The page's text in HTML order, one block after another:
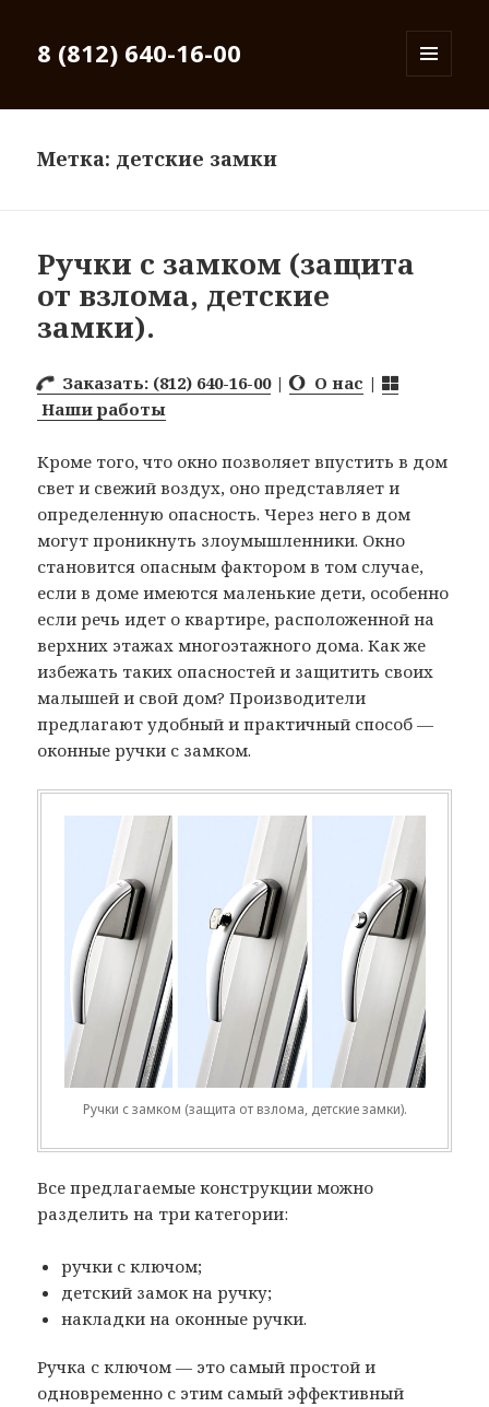
8 (812) 640-16-00
Метка: детские замки
Ручки с замком (защита
от взлома, детские
замки).
Заказать: (812) 640-16-00| О нас |
Наши работы
Кроме того, что окно позволяет впустить в дом
свет и свежий воздух, оно представляет и
определенную опасность. Через него в дом
могут проникнуть злоумышленники. Окно
становится опасным фактором в том случае,
если в доме имеются маленькие дети, особенно
если речь идет о квартире, расположенной на
верхних этажах многоэтажного дома. Как же
избежать таких опасностей и защитить своих
малышей и свой дом? Производители
предлагают удобный и практичный способ —
оконные ручки с замком.
Ручки с замком (защита от взлома, детские замки).
Все предлагаемые конструкции можно
разделить на три категории:
ручки с ключом;
детский замок на ручку;
накладки на оконные ручки.
Ручка с ключом — это самый простой и
одновременно с этим самый эффективный